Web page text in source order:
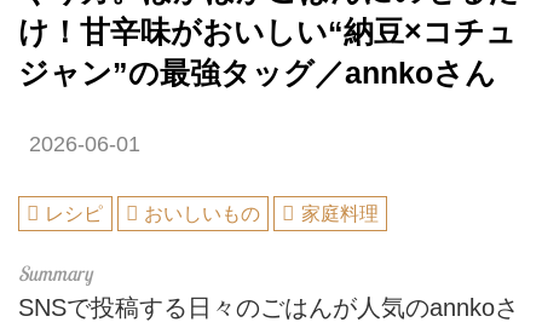
け！甘辛味がおいしい“納豆×コチュ
ジャン”の最強タッグ／annkoさん
2026-06-01
レシピ おいしいもの 家庭料理
SNSで投稿する日々のごはんが人気のannkoさ